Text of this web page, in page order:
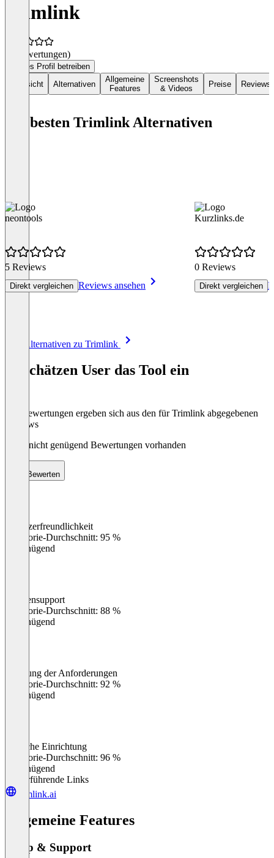
Trimlink
(0 Bewertungen)
Dieses Profil betreiben
Übersicht
Alternativen
Allgemeine
Features
Screenshots
& Videos
Preise Reviews
Die besten Trimlink Alternativen
neontools
5 Reviews
Direkt vergleichen Reviews ansehen
Kurzlinks.de
0 Reviews
Direkt vergleichen
Alle Alternativen zu Trimlink
So schätzen User das Tool ein
Die Bewertungen ergeben sich aus den für Trimlink abgegebenen
Reviews
Noch nicht genügend Bewertungen vorhanden
Bewerten
Benutzerfreundlichkeit
Kategorie-Durchschnitt: 95 %
Ungenügend
Kundensupport
Kategorie-Durchschnitt: 88 %
Ungenügend
Erfüllung der Anforderungen
Kategorie-Durchschnitt: 92 %
Ungenügend
Einfache Einrichtung
Kategorie-Durchschnitt: 96 %
Ungenügend
Weiterführende Links
trimlink.ai
Allgemeine Features
Setup & Support